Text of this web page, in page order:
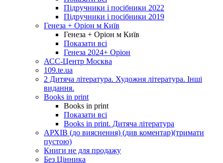
Підручники і посібники 2022
Підручники і посібники 2019
Генеза + Оріон м Київ
Генеза + Оріон м Київ
Показати всі
Генеза 2024+ Оріон
АСС-Центр Москва
109.te.ua
2 Дитяча література. Художня література. Інші
видання.
Books in print
Books in print
Показати всі
Books in print. Дитяча література
АРХІВ (до вияснення) (див коментар)(тримати
пустою)
Книги не для продажу
Без Цінника